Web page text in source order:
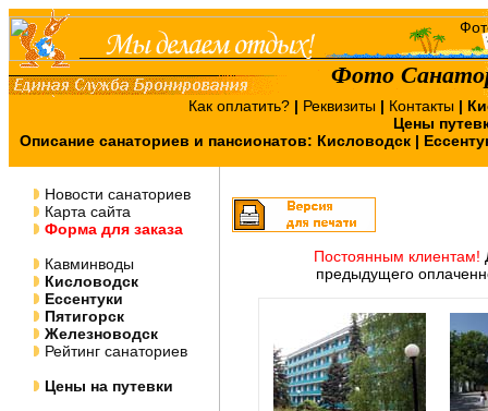
Фото
Как оплатить? | Реквизиты | Контакты |
Цены
Описание санаториев и пансионатов: Кисловодск |
Новости санаториев
Карта сайта
Форма для заказа
Кавминводы
Кисловодск
Ессентуки
Пятигорск
Железноводск
Рейтинг санаториев
Цены на путевки
Постоянным клиентам!
предыдущего